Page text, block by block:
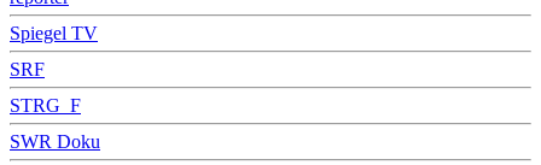
Spiegel TV
SRF
STRG_F
SWR Doku